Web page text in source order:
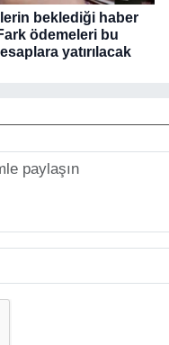
beklediği haber
ödemeleri bu
yatırılacak